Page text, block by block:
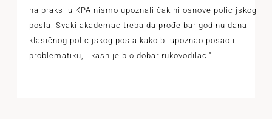
na praksi u KPA nismo upoznali čak ni osnove policijskog
posla. Svaki akademac treba da prođe bar godinu dana
klasičnog policijskog posla kako bi upoznao posao i
problematiku, i kasnije bio dobar rukovodilac."